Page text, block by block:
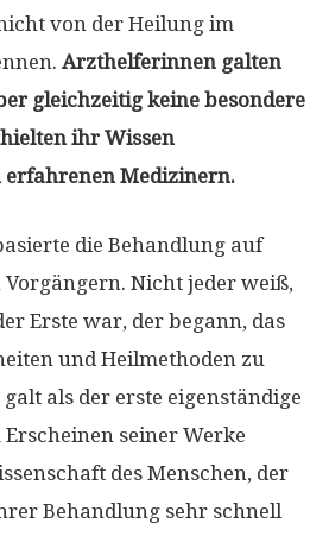
von der Heilung im
Arzthelferinnen galten
gleichzeitig keine besondere
ihr Wissen
Medizinern.
die Behandlung auf
Nicht jeder weiß,
Erste war, der begann, das
und Heilmethoden zu
als der erste eigenständige
seiner Werke
des Menschen, der
Behandlung sehr schnell